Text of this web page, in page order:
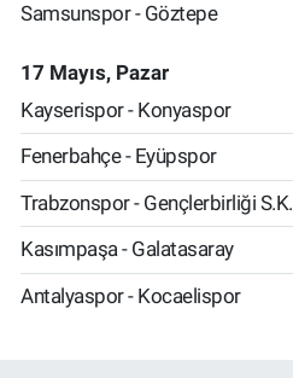
Samsunspor - Göztepe
17 Mayıs, Pazar
Kayserispor - Konyaspor
Fenerbahçe - Eyüpspor
Trabzonspor - Gençlerbirliği S.K.
Kasımpaşa - Galatasaray
Antalyaspor - Kocaelispor